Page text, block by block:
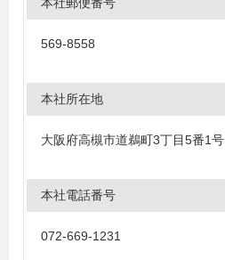
569-8558
本社所在地
大阪府高槻市道鵜町3丁目5番1号
本社電話番号
072-669-1231